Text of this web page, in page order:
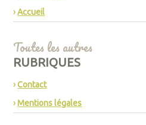
Accueil
Toutes les autres
RUBRIQUES
Contact
Mentions légales